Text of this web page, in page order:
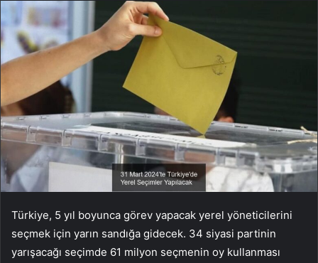
Türkiye, 5 yıl boyunca görev yapacak yerel yöneticilerini
seçmek için yarın sandığa gidecek. 34 siyasi partinin
yarışacağı seçimde 61 milyon seçmenin oy kullanması